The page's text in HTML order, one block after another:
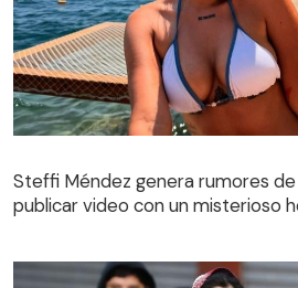
publicar video con un misterioso
Steffi Méndez genera rumores
publicar video con un misterioso